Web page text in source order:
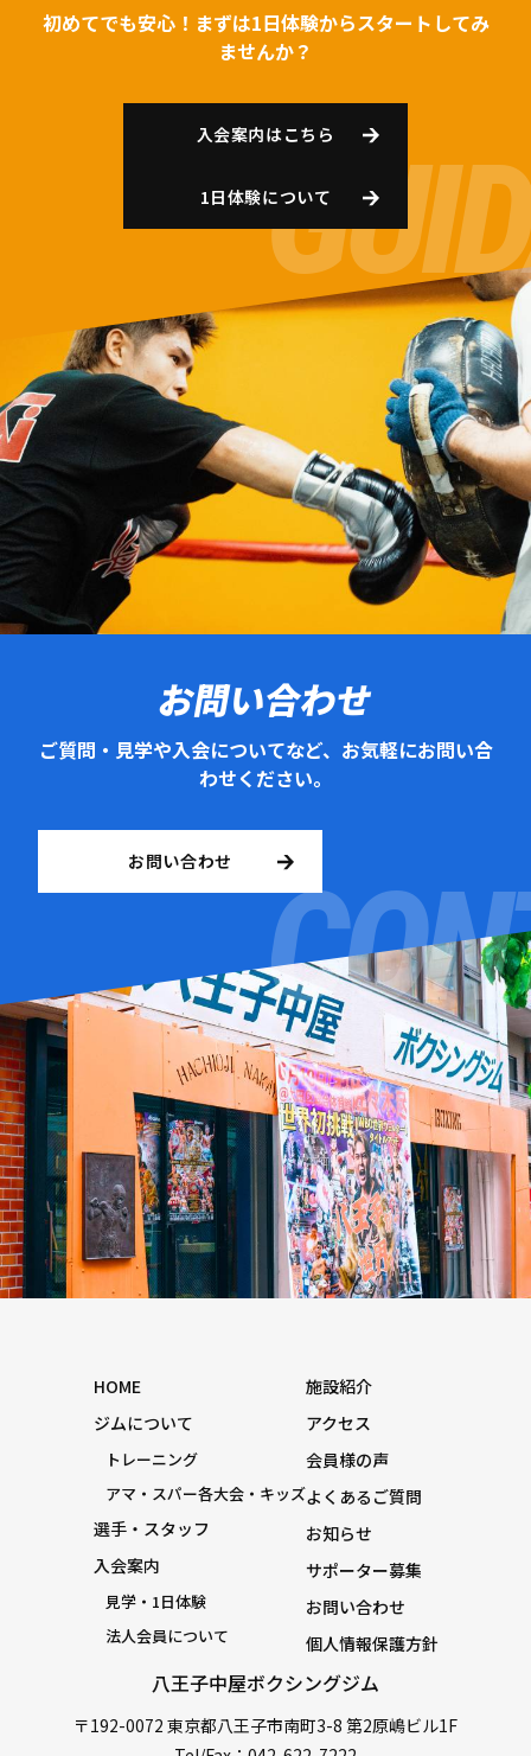
初めてでも安心！まずは1日体験からスタートしてみ
ませんか？
入会案内はこちら
1日体験について
お問い合わせ
ご質問・見学や入会についてなど、お気軽にお問い合
わせください。
お問い合わせ
八王子中屋ボクシングジム
〒192-0072 東京都八王子市南町3-8 第2原嶋ビル1F
HOME
ジムについて
トレーニング
アマ・スパー各大会・キッズ
選手・スタッフ
入会案内
見学・1日体験
法人会員について
施設紹介
アクセス
会員様の声
よくあるご質問
お知らせ
サポーター募集
お問い合わせ
個人情報保護方針